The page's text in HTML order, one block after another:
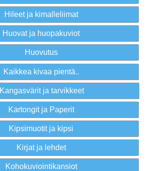
Hileet ja kimalleliimat
Huovat ja huopakuviot
Huovutus
Kaikkea kivaa pientä..
Kangasvärit ja tarvikkeet
Kartongit ja Paperit
Kipsimuotit ja kipsi
Kirjat ja lehdet
Kohokuviointikansiot